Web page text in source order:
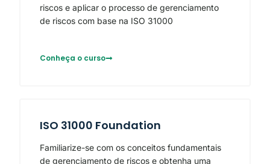
riscos e aplicar o processo de gerenciamento
de riscos com base na ISO 31000
Conheça o curso
ISO 31000 Foundation
Familiarize-se com os conceitos fundamentais
de gerenciamento de riscos e obtenha uma